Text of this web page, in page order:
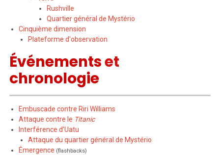
Rushville
Quartier général de Mystério
Cinquième dimension
Plateforme d'observation
Événementset
chronologie
Embuscade contre Riri Williams
Attaque contre le Titanic
Interférence d'Uatu
Attaque du quartier général de Mystério
Émergence (flashbacks)